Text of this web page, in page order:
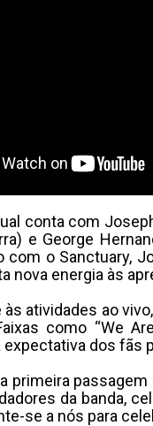
conta com
e George
com o Sanctuary,
nova energia às
às atividades ao
como “We
expectativa dos fãs
primeira
da banda,
se a nós para